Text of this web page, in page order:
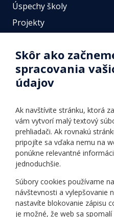
Úspechy školy
Projekty
Fotogalérie
Identifikačné údaje školy
Úradné hodiny
Vnútorný poriadok
Ponuka jazykov
Informácie o kurzoch
Online testy
Ako si vybrať a kúpiť
kurz
Skôr ako
spracovania
údajov
Ak navštívite stránku, ktorá
vám vytvorí malý textový
prehliadači. Ak rovnakú
pripojíte sa vďaka nemu na
ponúkne relevantné
jednoduchšie.
Súbory cookies používame
návštevnosti a vylepšovanie
nastavíte blokovanie zápisu
je možné, že web sa